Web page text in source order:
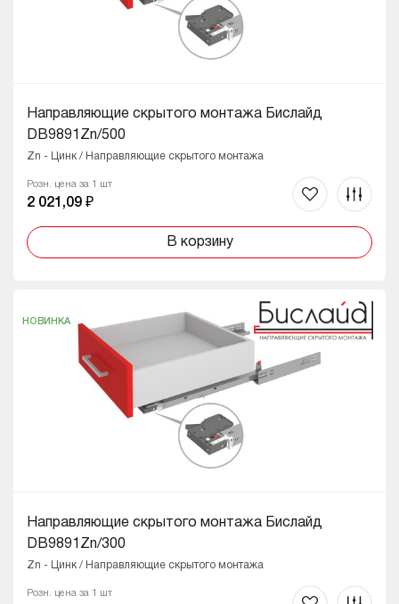
Направляющие скрытого монтажа Бислайд
DB9891Zn/500
Zn - Цинк / Направляющие скрытого монтажа
Розн. цена за 1 шт
2 021,09 ₽
В корзину
НОВИНКА
Направляющие скрытого монтажа Бислайд
DB9891Zn/300
Zn - Цинк / Направляющие скрытого монтажа
Розн. цена за 1 шт